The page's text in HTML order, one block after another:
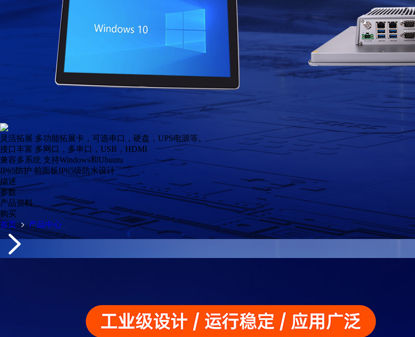
灵活拓展 多功能拓展卡，可选串口，硬盘，UPS电源等。
接口丰富 多网口，多串口，USB，HDMI
兼容多系统 支持Windows和Ubuntu
IP65防护 前面板IP65级防水设计
描述
参数
产品资料
购买
首页
产品中心